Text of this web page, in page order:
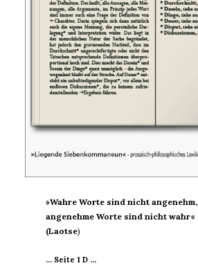
»Wahre Worte sind nicht angenehm,
angenehme Worte sind nicht wahr«
(Laotse)
… Seite 1 D …